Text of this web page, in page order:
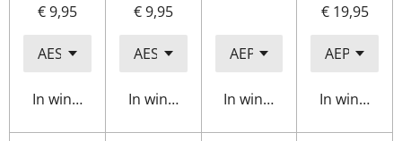
€ 9,95
In winkelwagen
€ 9,95
In winkelwagenIn winkelwagen
€ 19,95
In